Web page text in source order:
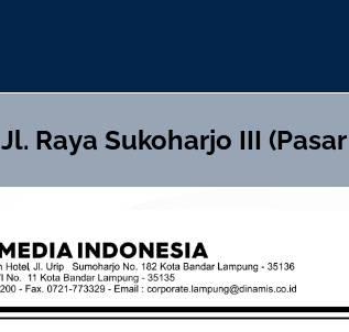
Jl. Raya Sukoharjo III